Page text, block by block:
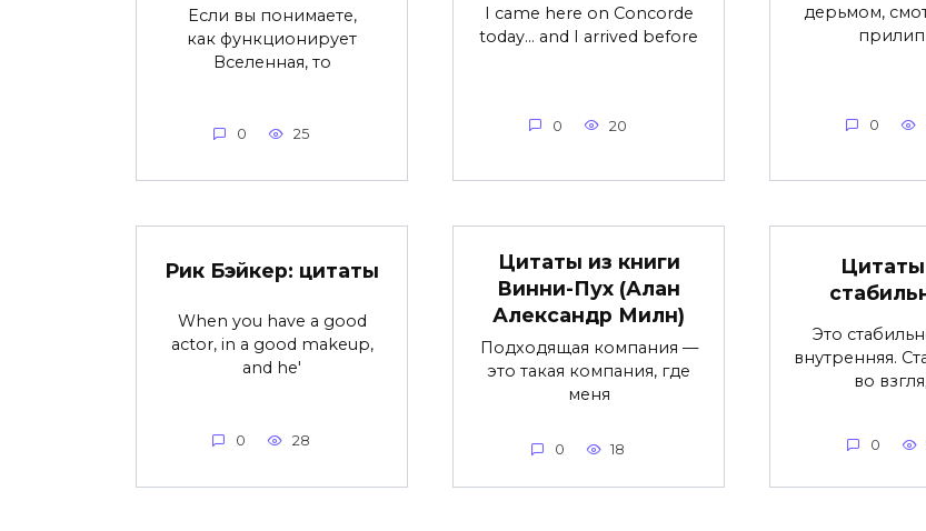
Если вы понимаете,
как функционирует
Вселенная, то
0 25
I came here on Concorde
today… and I arrived before
0 20
дерьмом,
0
Рик Бэйкер: цитаты
When you have a good
actor, in a good makeup,
and he'
0 28
Цитаты из книги
Винни-Пух (Алан
Александр Милн)
Подходящая компания —
это такая компания, где
меня
0 18
Это
внутренняя.
во
0